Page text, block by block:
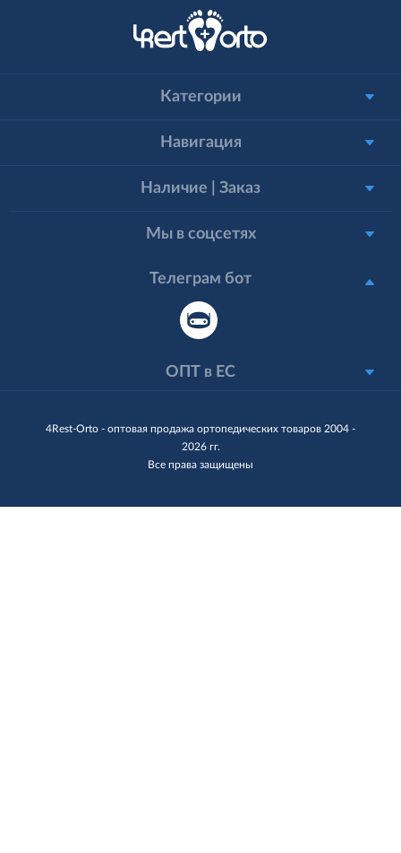
4Rest-Orto - оптовая продажа ортопедических товаров 2004 -
2026 гг.
Все права защищены
Категории
Навигация
Наличие | Заказ
Мы в соцсетях
Телеграм бот
ОПТ в ЕС